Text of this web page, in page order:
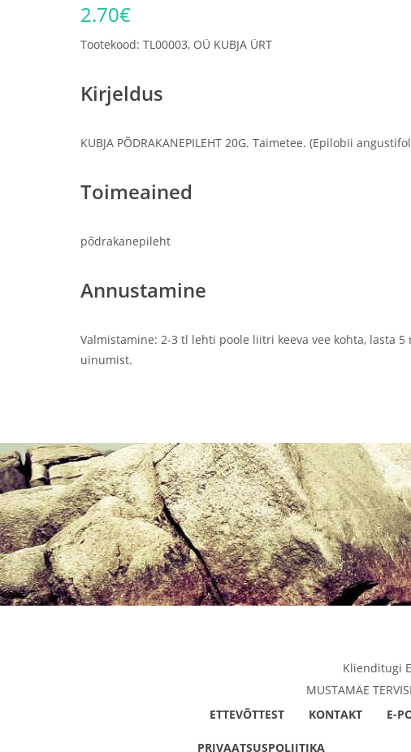
2.70€
Tootekood: TL00003, OÜ KUBJA ÜRT
Kirjeldus
KUBJA PÕDRAKANEPILEHT 20G. Taimetee. (Epilobii
Toimeained
põdrakanepileht
Annustamine
Valmistamine: 2-3 tl lehti poole liitri keeva vee kohta, lasta
uinumist.
Klienditugi
MUSTAMÄE
ETTEVÕTTEST
KONTAKT E-
PRIVAATSUSPOLIITIKA